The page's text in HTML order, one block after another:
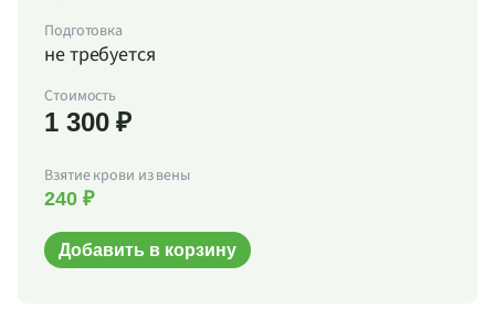
Подготовка
не требуется
Стоимость
1 300 ₽
Взятие крови из вены
240 ₽
Добавить в корзину